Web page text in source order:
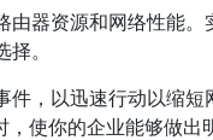
由器资源和网络性能
。
，以迅速行动以缩
使你的企业能够做出